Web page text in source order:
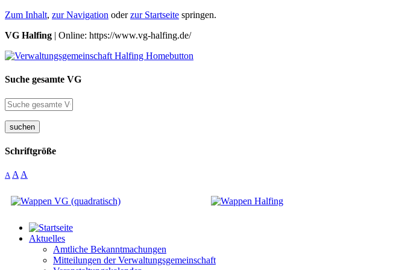
Zum Inhalt, zur Navigation oderzur Startseite springen.
VG Halfing | Online: https://www.vg-halfing.de/
Suche gesamte VG
suchen
Schriftgröße
A A A
Aktuelles
Amtliche Bekanntmachungen
Mitteilungen der Verwaltungsgemeinschaft